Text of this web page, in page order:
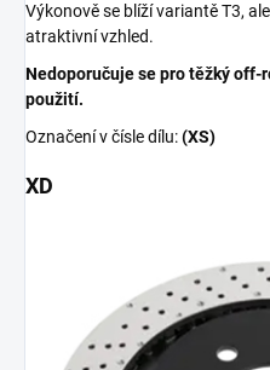
Výkonově se blíží variantě T3,
atraktivní vzhled.
Nedoporučuje se pro těžký off-
použití.
Označení v čísle dílu:(XS)
XD